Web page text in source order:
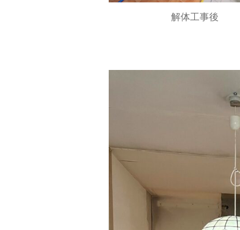
解体工事後